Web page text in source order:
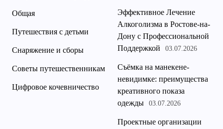
Общая
Путешествия с детьми
Снаряжение и сборы
Советы путешественникам
Цифровое кочевничество
Эффективное Лечение
Алкоголизма в Ростове-на-
Дону с Профессиональной
Поддержкой
03.07.2026
Съёмка на манекене-
невидимке: преимущества
креативного показа
одежды
03.07.2026
Проектные организации